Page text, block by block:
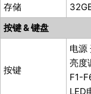
存储
按键 & 键盘
按键
电源
亮度
F1-
LED